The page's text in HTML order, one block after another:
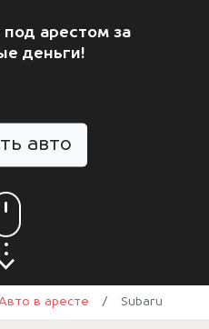
под арестом за
деньги!
авто
в аресте / Subaru